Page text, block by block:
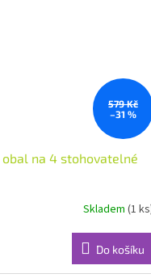
579 Kč
–31 %
obal na 4 stohovatelné
Skladem (1
Do košíku